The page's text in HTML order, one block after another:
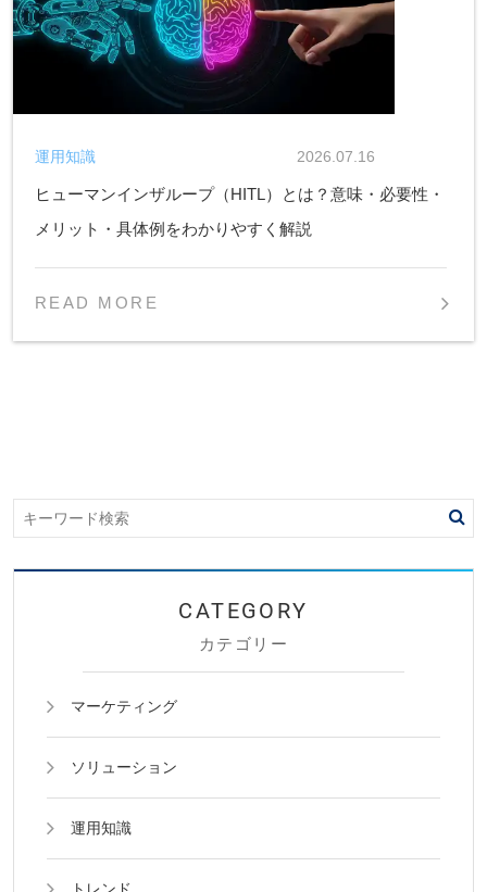
ヒューマンインザループ（HITL）とは？意味・必要性・
メリット・具体例をわかりやすく解説
2026.07.16
運用知識
READ MORE
カテゴリー
マーケティング
ソリューション
運用知識